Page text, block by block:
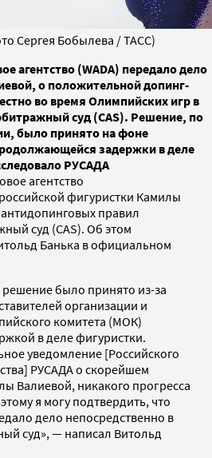
Сергея Бобылева / ТАСС)
агентство (WADA) передало дело
о положительной допинг-
во время Олимпийских игр в
суд (CAS). Решение, по
было принято на фоне
задержки в деле
РУСАДА
агентство
фигуристки Камилы
правил
суд (CAS). Об этом
Банька в официальном
решение было принято из-за
организации и
комитета (МОК)
в деле фигуристки.
уведомление [Российского
РУСАДА о скорейшем
Валиевой, никакого прогресса
я могу подтвердить, что
дело непосредственно в
суд», — написал Витольд